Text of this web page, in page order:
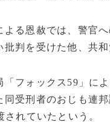
よる恩赦では、警官
批判を受けた他、共
「フォックス59」に
同受刑者のおじも連
されていたという。